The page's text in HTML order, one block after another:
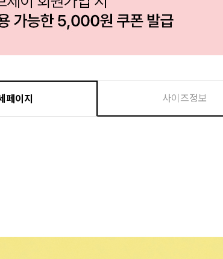
페이지 사이즈정보